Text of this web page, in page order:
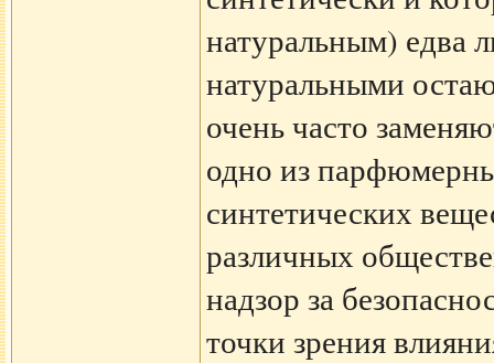
натуральным) едва
натуральными
очень часто
одно из
синтетических
различных
надзор за
точки зрения